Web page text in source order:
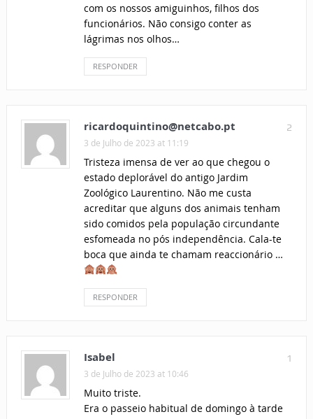
com os nossos amiguinhos, filhos dos
funcionários. Não consigo conter as
lágrimas nos olhos…
RESPONDER
2
ricardoquintino@netcabo.pt
3 de Julho de 2023 at 11:19
Tristeza imensa de ver ao que chegou o
estado deplorável do antigo Jardim
Zoológico Laurentino. Não me custa
acreditar que alguns dos animais tenham
sido comidos pela população circundante
esfomeada no pós independência. Cala-te
boca que ainda te chamam reaccionário …
RESPONDER
1
Isabel
3 de Julho de 2023 at 10:46
Muito triste.
Era o passeio habitual de domingo à tarde